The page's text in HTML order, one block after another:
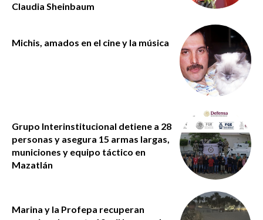
Claudia Sheinbaum
Michis, amados en el cine y la música
Grupo Interinstitucional detiene a 28
personas y asegura 15 armas largas,
municiones y equipo táctico en
Mazatlán
Marina y la Profepa recuperan